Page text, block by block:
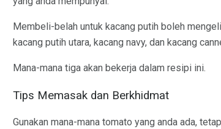
Membeli-belah untuk kacang putih boleh
kacang putih utara, kacang navy, dan kacang
Mana-mana tiga akan bekerja dalam resipi ini.
Tips Memasak dan Berkhidmat
Gunakan mana-mana tomato yang anda ada,